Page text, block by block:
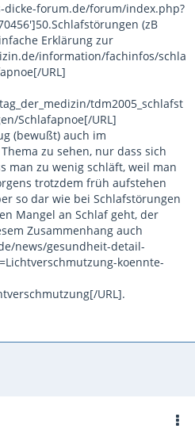
forum.de/forum/index.php?
(zB
Erklärung zur
information/fachinfos/schla
URL]
tdm2005_schlafst
Schlafapnoe[/URL]
(bewußt) auch im
zu sehen, nur dass sich
man zu wenig schläft, weil man
trotzdem früh aufstehen
so dar wie bei Schlafstörungen
Mangel an Schlaf geht, der
Zusammenhang auch
news/gesundheit-detail-
koennte-
URL].